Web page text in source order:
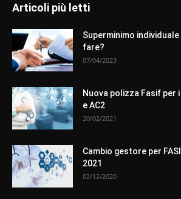
Articoli più letti
Superminimo
fare?
07/04/2023
Nuova polizza Fasif per
e AC2
20/02/2021
Cambio gestore per
2021
02/12/2020